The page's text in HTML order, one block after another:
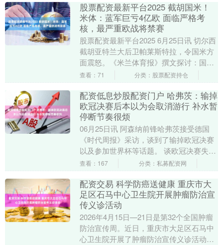
股票配资最新平台2025 截胡国米！
米体：蓝军巨亏4亿欧 面临严格考
核，最严重欧战将禁赛
股票配资最新平台2025 6月25日讯 切尔西
截胡亚特兰大后卫帕莱斯特拉，令国米方
面震怒。《米兰体育报》撰文探讨：国米
盈利，而切尔西巨亏4亿，但他们是如何做
查看：71 分类：股票配资持仓
配资低息炒股配资门户 哈弗茨：输掉
欧冠决赛后本以为会取消游行 补水暂
停断节奏很烦
06月25日讯 阿森纳前锋哈弗茨接受德国
《时代周报》采访，谈到了输掉欧冠决赛
以及参加世界杯等话题。 谈欧冠决赛失利
哈弗茨：“说实话，那很艰难，比赛后，我
查看：167 分类：私募配资网
配资交易 科学防癌送健康 重庆市大
足区石马中心卫生院开展肿瘤防治宣
传义诊活动
2026年4月15日—21日是第32个全国肿瘤
防治宣传周。近日，重庆市大足区石马中
心卫生院开展了肿瘤防治宣传义诊活动，